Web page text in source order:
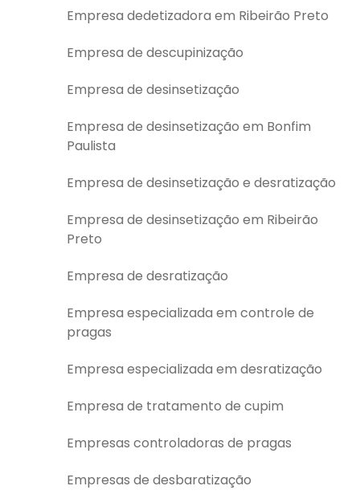
Empresa dedetizadora em Ribeirão Preto
Empresa de descupinização
Empresa de desinsetização
Empresa de desinsetização em Bonfim
Paulista
Empresa de desinsetização e desratização
Empresa de desinsetização em Ribeirão
Preto
Empresa de desratização
Empresa especializada em controle de
pragas
Empresa especializada em desratização
Empresa de tratamento de cupim
Empresas controladoras de pragas
Empresas de desbaratização